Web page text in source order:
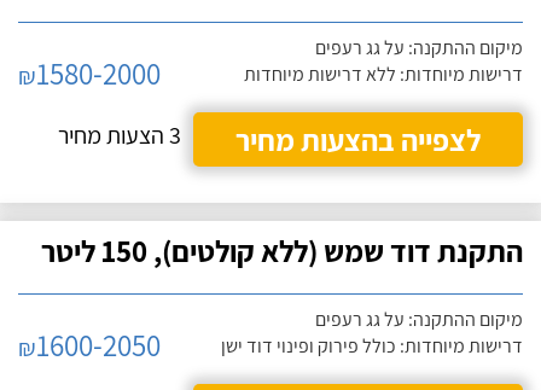
מיקום ההתקנה: על גג רעפים
דרישות מיוחדות: ללא דרישות מיוחדות
₪1580-2000
לצפייה בהצעות מחיר
3 הצעות מחיר
התקנת דוד שמש (ללא קולטים), 150 ליטר
מיקום ההתקנה: על גג רעפים
דרישות מיוחדות: כולל פירוק ופינוי דוד ישן
₪1600-2050